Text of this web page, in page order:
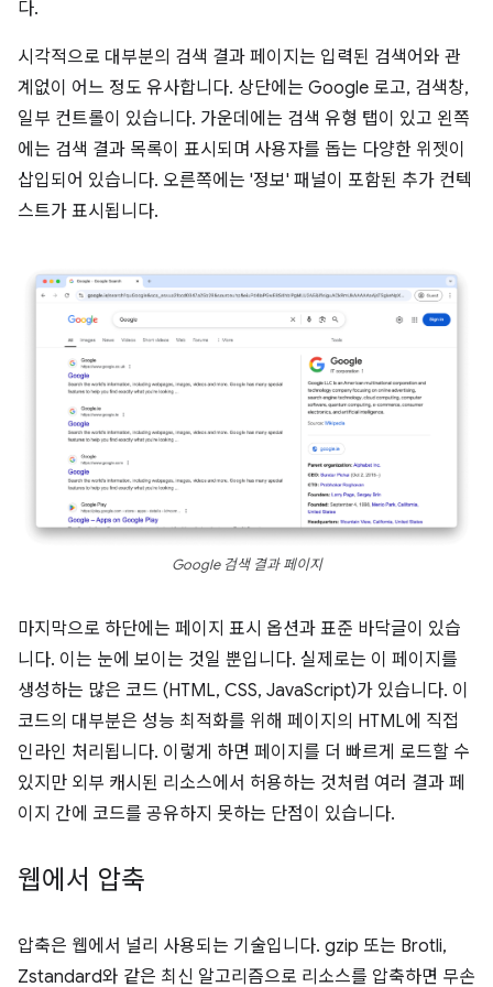
다.
시각적으로 대부분의 검색 결과 페이지는 입력된 검색어와 관
계없이 어느 정도 유사합니다. 상단에는 Google 로고, 검색창,
일부 컨트롤이 있습니다. 가운데에는 검색 유형 탭이 있고 왼쪽
에는 검색 결과 목록이 표시되며 사용자를 돕는 다양한 위젯이
삽입되어 있습니다. 오른쪽에는 '정보' 패널이 포함된 추가 컨텍
스트가 표시됩니다.
Google 검색 결과 페이지
마지막으로 하단에는 페이지 표시 옵션과 표준 바닥글이 있습
니다. 이는 눈에 보이는 것일 뿐입니다. 실제로는 이 페이지를
생성하는 많은 코드 (HTML, CSS, JavaScript)가 있습니다. 이
코드의 대부분은 성능 최적화를 위해 페이지의 HTML에 직접
인라인 처리됩니다. 이렇게 하면 페이지를 더 빠르게 로드할 수
있지만 외부 캐시된 리소스에서 허용하는 것처럼 여러 결과 페
이지 간에 코드를 공유하지 못하는 단점이 있습니다.
웹에서 압축
압축은 웹에서 널리 사용되는 기술입니다. gzip 또는 Brotli,
Zstandard와 같은 최신 알고리즘으로 리소스를 압축하면 무손